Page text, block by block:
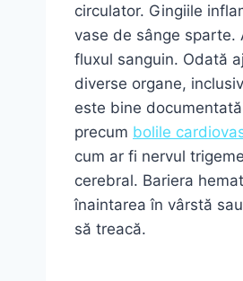
circulator. Gingiile
vase de sânge sparte.
fluxul sanguin. Odată
diverse organe,
este bine
precum bolile
cum ar fi nervul
cerebral. Bariera
înaintarea în vârstă
să treacă.